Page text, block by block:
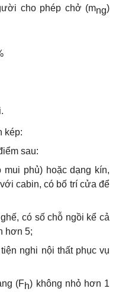
cho phép chở (mng)
kép:
sau:
phủ) hoặc dạng kín,
cabin, có bố trí cửa để
có số chỗ ngồi kể cả
hơn 5;
nghi nội thất phục vụ
(Fh) không nhỏ hơn 1